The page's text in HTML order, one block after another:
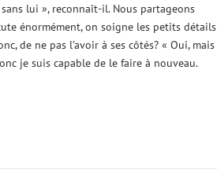
lui », reconnaît-il. Nous partageons
énormément, on soigne les petits détails
de ne pas l’avoir à ses côtés? « Oui, mais
je suis capable de le faire à nouveau.